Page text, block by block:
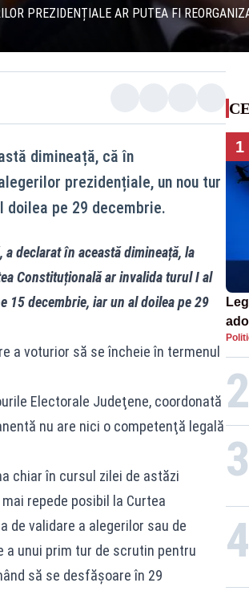
PREZIDENȚIALE AR PUTEA FI
dimineață, că în
prezidențiale, un nou tur
doilea pe 29 decembrie.
declarat în această dimineață, la
Constituțională ar invalida turul I al
15 decembrie, iar un al doilea pe 29
a voturior să se încheie în termenul
Electorale Judeţene, coordonată
nu are nici o competenţă legală
chiar în cursul zilei de astăzi
repede posibil la Curtea
de validare a alegerilor sau de
a unui prim tur de scrutin pentru
să se desfăşoare în 29
1
2
3
4